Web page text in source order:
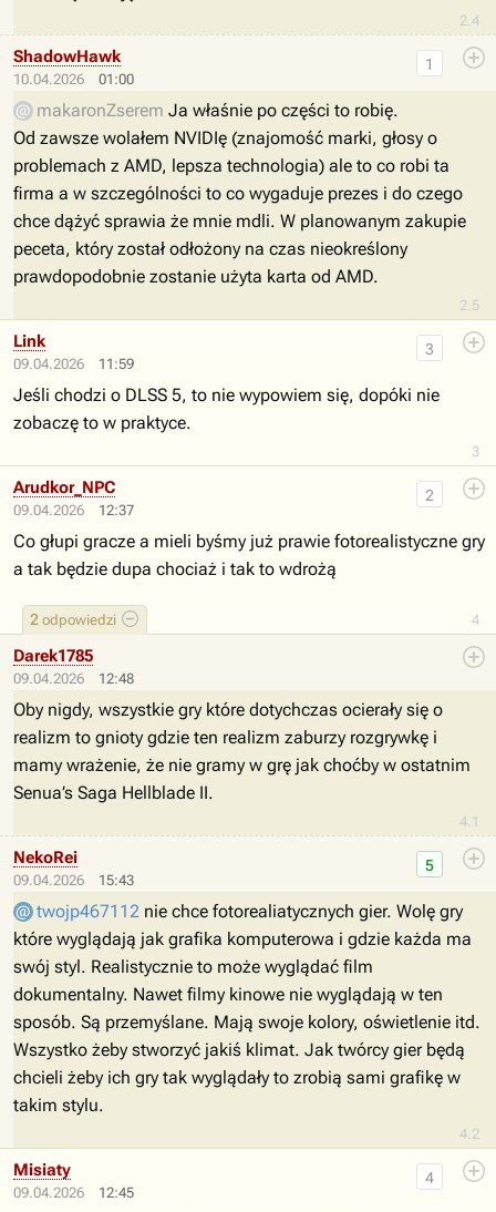
2.4
10.04.2026 01:00
2.5
1
ShadowHawk
makaronZserem Ja właśnie po części to robię.
Od zawsze wolałem NVIDIę (znajomość marki, głosy o
problemach z AMD, lepsza technologia) ale to co robi ta
firma a w szczególności to co wygaduje prezes i do czego
chce dążyć sprawia że mnie mdli. W planowanym zakupie
peceta, który został odłożony na czas nieokreślony
prawdopodobnie zostanie użyta karta od AMD.
09.04.2026 11:59
3
3
Link
Jeśli chodzi o DLSS 5, to nie wypowiem się, dopóki nie
zobaczę to w praktyce.
09.04.2026 12:37
4
2
2 odpowiedzi
Arudkor_NPC
Co głupi gracze a mieli byśmy już prawie fotorealistyczne gry
a tak będzie dupa chociaż i tak to wdrożą
09.04.2026 12:48
4.1
Darek1785
Oby nigdy, wszystkie gry które dotychczas ocierały się o
realizm to gnioty gdzie ten realizm zaburzy rozgrywkę i
mamy wrażenie, że nie gramy w grę jak choćby w ostatnim
Senua’s Saga Hellblade II.
09.04.2026 15:43
4.2
5
NekoRei
twojp467112 nie chce fotorealiatycznych gier. Wolę gry
które wyglądają jak grafika komputerowa i gdzie każda ma
swój styl. Realistycznie to może wyglądać film
dokumentalny. Nawet filmy kinowe nie wyglądają w ten
sposób. Są przemyślane. Mają swoje kolory, oświetlenie itd.
Wszystko żeby stworzyć jakiś klimat. Jak twórcy gier będą
chcieli żeby ich gry tak wyglądały to zrobią sami grafikę w
takim stylu.
09.04.2026 12:45
4
Misiaty